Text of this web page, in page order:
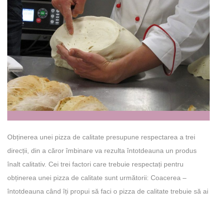
Obținerea unei pizza de calitate presupune respectarea a trei
direcții, din a căror îmbinare va rezulta întotdeauna un produs
înalt calitativ. Cei trei factori care trebuie respectați pentru
obținerea unei pizza de calitate sunt următorii: Coacerea –
întotdeauna când îți propui să faci o pizza de calitate trebuie să ai